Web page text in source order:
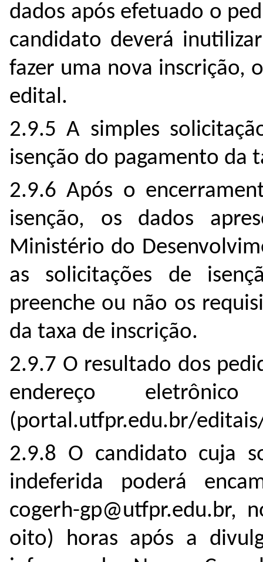
dados após efetuado o
candidato deverá
fazer uma nova inscrição,
edital.
2.9.5 A simples
isenção do pagamento da
2.9.6 Após o
isenção, os dados
Ministério do
as solicitações de
preenche ou não os
da taxa de inscrição.
2.9.7 O resultado dos
endereço
(portal.utfpr.edu.br/
2.9.8 O candidato cuja
indeferida poderá
cogerh-
oito) horas após a